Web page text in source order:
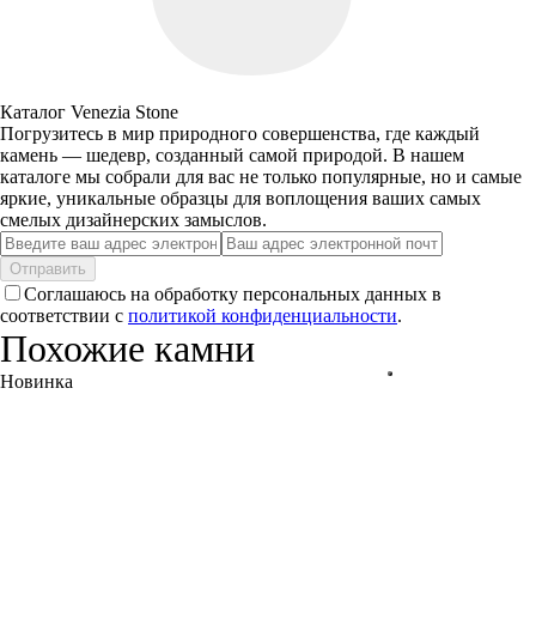
Каталог Venezia Stone
Погрузитесь в мир природного совершенства, где каждый
камень — шедевр, созданный самой природой. В нашем
каталоге мы собрали для вас не только популярные, но и самые
яркие, уникальные образцы для воплощения ваших самых
смелых дизайнерских замыслов.
Отправить
Соглашаюсь на обработку персональных данных в
соответствии с политикой конфиденциальности.
Похожие камни
Новинка